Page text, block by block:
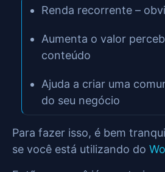
Renda recorrente –
Aumenta o valor
conteúdo
Ajuda a criar uma
do seu negócio
Para fazer isso, é bem
se você está utilizando do